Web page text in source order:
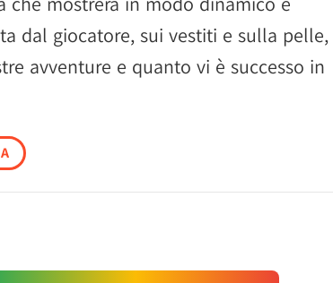
dal giocatore, sui vestiti e sulla pelle,
avventure e quanto vi è successo in